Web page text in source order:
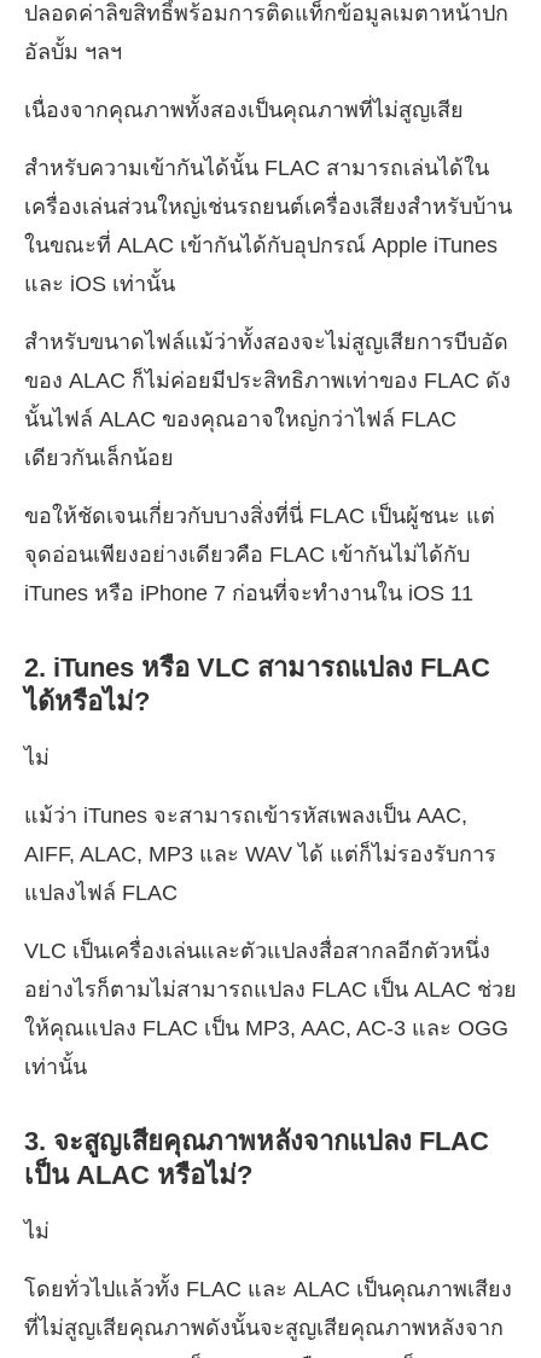
ปลอดค่าลิขสิทธิ์พร้อมการติดแท็กข้อมูลเมตาหน้าปก
อัลบั้ม ฯลฯ
เนื่องจากคุณภาพทั้งสองเป็นคุณภาพที่ไม่สูญเสีย
สำหรับความเข้ากันได้นั้น FLAC สามารถเล่นได้ใน
เครื่องเล่นส่วนใหญ่เช่นรถยนต์เครื่องเสียงสำหรับบ้าน
ในขณะที่ ALAC เข้ากันได้กับอุปกรณ์ Apple iTunes
และ iOS เท่านั้น
สำหรับขนาดไฟล์แม้ว่าทั้งสองจะไม่สูญเสียการบีบอัด
ของ ALAC ก็ไม่ค่อยมีประสิทธิภาพเท่าของ FLAC ดัง
นั้นไฟล์ ALAC ของคุณอาจใหญ่กว่าไฟล์ FLAC
เดียวกันเล็กน้อย
ขอให้ชัดเจนเกี่ยวกับบางสิ่งที่นี่ FLAC เป็นผู้ชนะ แต่
จุดอ่อนเพียงอย่างเดียวคือ FLAC เข้ากันไม่ได้กับ
iTunes หรือ iPhone 7 ก่อนที่จะทำงานใน iOS 11
2. iTunes หรือ VLC สามารถแปลง FLAC
ได้หรือไม่?
ไม่
แม้ว่า iTunes จะสามารถเข้ารหัสเพลงเป็น AAC,
AIFF, ALAC, MP3 และ WAV ได้ แต่ก็ไม่รองรับการ
แปลงไฟล์ FLAC
VLC เป็นเครื่องเล่นและตัวแปลงสื่อสากลอีกตัวหนึ่ง
อย่างไรก็ตามไม่สามารถแปลง FLAC เป็น ALAC ช่วย
ให้คุณแปลง FLAC เป็น MP3, AAC, AC-3 และ OGG
เท่านั้น
3. จะสูญเสียคุณภาพหลังจากแปลง FLAC
เป็น ALAC หรือไม่?
ไม่
โดยทั่วไปแล้วทั้ง FLAC และ ALAC เป็นคุณภาพเสียง
ที่ไม่สูญเสียคุณภาพดังนั้นจะสูญเสียคุณภาพหลังจาก